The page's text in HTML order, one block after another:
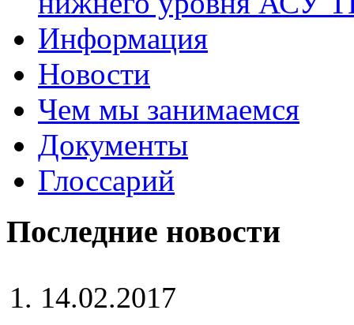
Информация
Новости
Чем мы занимаемся
Документы
Глоссарий
Последние новости
14.02.2017